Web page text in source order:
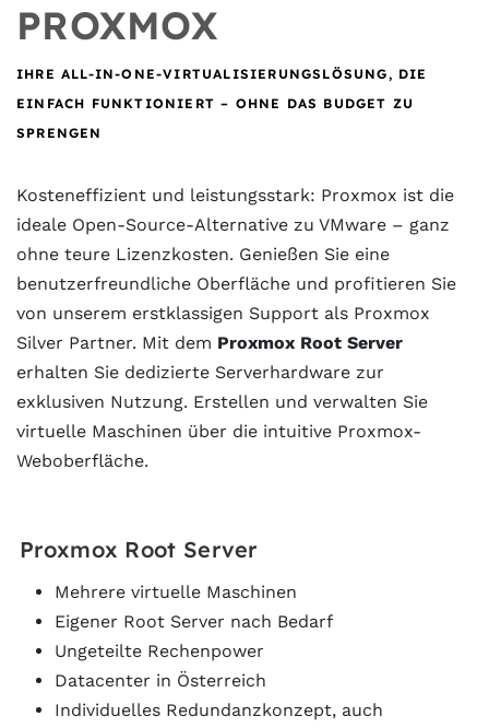
PROXMOX
IHRE ALL-IN-ONE-VIRTUALISIERUNGSLÖSUNG, DIE
EINFACH FUNKTIONIERT – OHNE DAS BUDGET ZU
SPRENGEN
Kosteneffizient und leistungsstark: Proxmox ist die
ideale Open-Source-Alternative zu VMware – ganz
ohne teure Lizenzkosten. Genießen Sie eine
benutzerfreundliche Oberfläche und profitieren Sie
von unserem erstklassigen Support als Proxmox
Silver Partner. Mit dem Proxmox Root Server
erhalten Sie dedizierte Serverhardware zur
exklusiven Nutzung. Erstellen und verwalten Sie
virtuelle Maschinen über die intuitive Proxmox-
Weboberfläche.
Proxmox Root Server
Mehrere virtuelle Maschinen
Eigener Root Server nach Bedarf
Ungeteilte Rechenpower
Datacenter in Österreich
Individuelles Redundanzkonzept, auch